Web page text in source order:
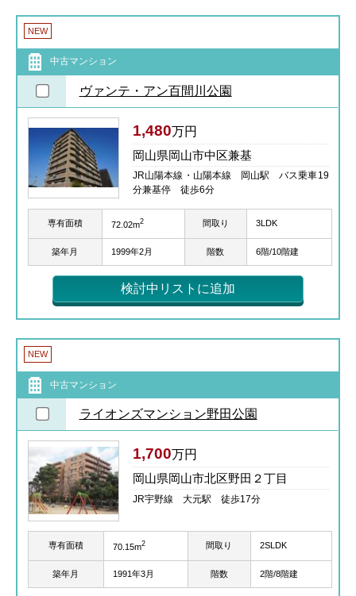
NEW
中古マンション
ヴァンテ・アン百間川公園
1,480万円
岡山県岡山市中区兼基
JR山陽本線・山陽本線 岡山駅 バス乗車19
分兼基停 徒歩6分
専有面積 72.02m2 間取り 3LDK
築年月 1999年2月 階数 6階/10階建
検討中リストに追加
NEW
中古マンション
ライオンズマンション野田公園
1,700万円
岡山県岡山市北区野田２丁目
JR宇野線 大元駅 徒歩17分
専有面積 70.15m2 間取り 2SLDK
築年月 1991年3月 階数 2階/8階建